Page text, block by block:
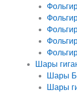
Шары
Шары
Шары